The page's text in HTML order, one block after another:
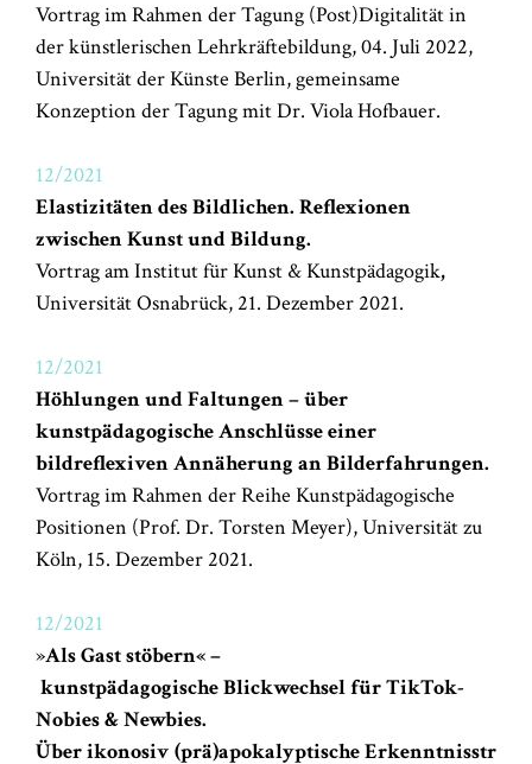
Vortrag im Rahmen der Tagung (Post)Digitalität in
der künstlerischen Lehrkräftebildung, 04. Juli 2022,
Universität der Künste Berlin, gemeinsame
Konzeption der Tagung mit Dr. Viola Hofbauer.
12/2021
Elastizitäten des Bildlichen. Reflexionen
zwischen Kunst und Bildung.
Vortrag am Institut für Kunst & Kunstpädagogik,
Universität Osnabrück, 21. Dezember 2021.
12/2021
Höhlungen und Faltungen – über
kunstpädagogische Anschlüsse einer
bildreflexiven Annäherung an Bilderfahrungen.
Vortrag im Rahmen der Reihe Kunstpädagogische
Positionen (Prof. Dr. Torsten Meyer), Universität zu
Köln, 15. Dezember 2021.
12/2021
»Als Gast stöbern« –
kunstpädagogische Blickwechsel für TikTok-
Nobies & Newbies.
Über ikonosiv (prä)apokalyptische Erkenntnisstr